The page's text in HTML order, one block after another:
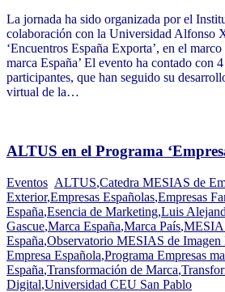
La jornada ha sido organizada por el
colaboración con la Universidad Alfonso
‘Encuentros España Exporta’, en el
marca España’ El evento ha contado con
participantes, que han seguido su
virtual de la…
ALTUS en el Programa
Eventos ALTUS,Catedra MESIAS de
Exterior,Empresas Españolas,Empresas
España,Esencia de Marketing,Luis
Gascue,Marca España,Marca País,
España,Observatorio MESIAS de Imagen
Empresa Española,Programa Empresas
España,Transformación de Marca,
Digital,Universidad CEU San Pablo